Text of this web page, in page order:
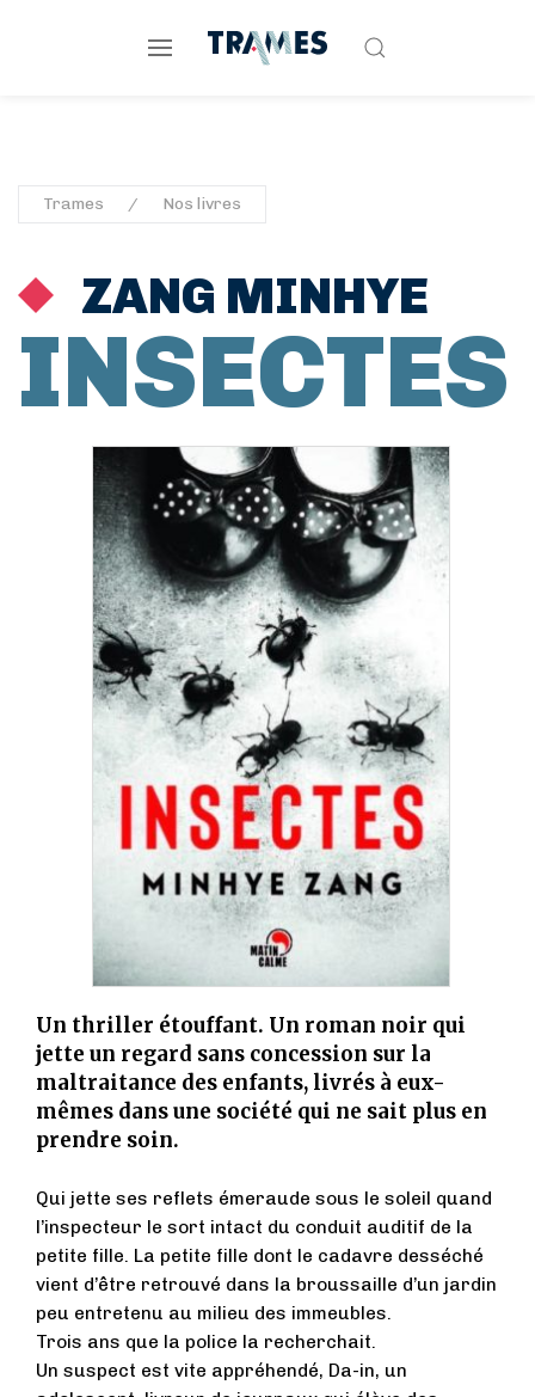
Trames Nos livres
ZANG MINHYE
INSECTES
Un thriller étouffant. Un roman noir qui
jette un regard sans concession sur la
maltraitance des enfants, livrés à eux-
mêmes dans une société qui ne sait plus en
prendre soin.
Qui jette ses reflets émeraude sous le soleil quand
l’inspecteur le sort intact du conduit auditif de la
petite fille. La petite fille dont le cadavre desséché
vient d’être retrouvé dans la broussaille d’un jardin
peu entretenu au milieu des immeubles.
Trois ans que la police la recherchait.
Un suspect est vite appréhendé, Da-in, un